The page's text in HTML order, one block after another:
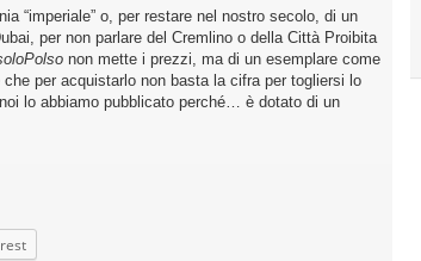
“imperiale” o, per restare nel nostro secolo, di un
per non parlare del Cremlino o della Città Proibita
non mette i prezzi, ma di un esemplare come
per acquistarlo non basta la cifra per togliersi lo
lo abbiamo pubblicato perché… è dotato di un